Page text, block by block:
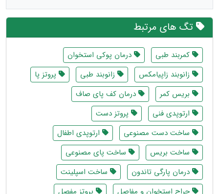
تگ های مرتبط
کمربند طبی
درمان پوکی استخوان
زانوبند زاپیامکس
زانوبند طبی
پروتز پا
بریس کمر
درمان کف پای صاف
ارتوپدی فنی
پروتز دست
ساخت دست مصنوعی
ارتوپدی اطفال
ساخت بریس
ساخت پای مصنوعی
درمان پارگی تاندون
ساخت اسپلینت